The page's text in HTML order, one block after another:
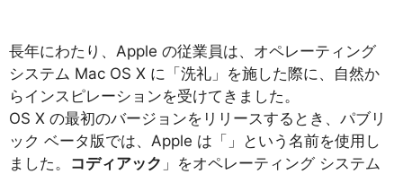
長年にわたり、Apple の従業員は、オペレーティング
システム Mac OS X に「洗礼」を施した際に、自然か
らインスピレーションを受けてきました。
OS X の最初のバージョンをリリースするとき、パブリ
ック ベータ版では、Apple は「」という名前を使用し
ました。 コディアック 」をオペレーティング システム